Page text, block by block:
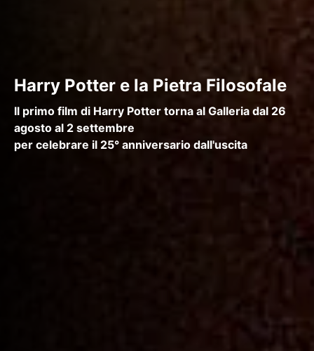
Harry Potter e la Pietra Filosofale
Il primo film di Harry Potter torna al Galleria dal 26
agosto al 2 settembre
per celebrare il 25° anniversario dall'uscita